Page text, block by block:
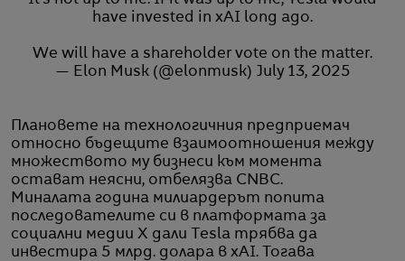
have invested in xAI long ago.
We will have a shareholder vote on the matter.
— Elon Musk (@elonmusk) July 13, 2025
Плановете на технологичния предприемач
относно бъдещите взаимоотношения между
множеството му бизнеси към момента
остават неясни, отбелязва CNBC.
Миналата година милиардерът попита
последователите си в платформата за
социални медии X дали Tesla трябва да
инвестира 5 млрд. долара в xAI. Тогава